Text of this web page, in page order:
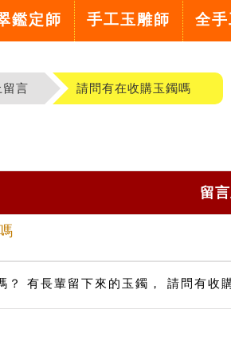
鑑定師 手工玉雕師 全
言 請問有在收購玉鐲嗎
留
？ 有長輩留下來的玉鐲， 請問有收